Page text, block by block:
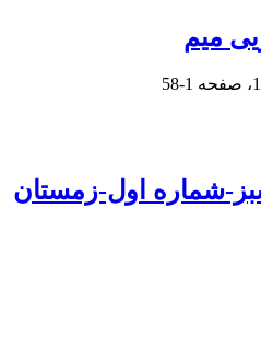
میم
1-58
شماره اول-زمستان